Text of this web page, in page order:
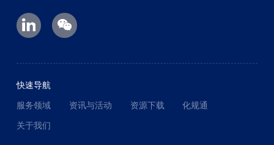
快速导航
服务领域
资讯与活动 资源下载
化规通
关于我们